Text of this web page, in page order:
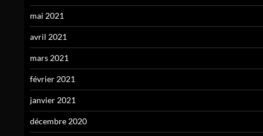
mai 2021
avril 2021
mars 2021
février 2021
janvier 2021
décembre 2020